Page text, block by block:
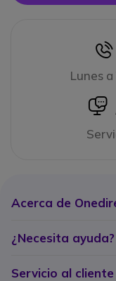
Lunes
Acerca de
¿Necesita ayuda?
Servicio al cliente